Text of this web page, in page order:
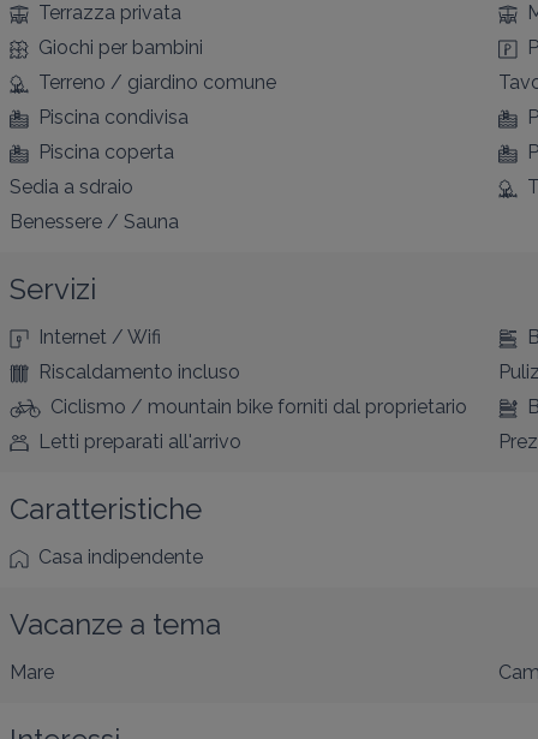
Terrazza privata
Giochi per bambini
Terreno / giardino comune
Piscina condivisa
Piscina coperta
Sedia a sdraio
Benessere / Sauna
Servizi
Internet / Wifi
Riscaldamento incluso
Ciclismo / mountain bike forniti dal proprietario
Letti preparati all'arrivo
Caratteristiche
Casa indipendente
Vacanze a tema
Mare